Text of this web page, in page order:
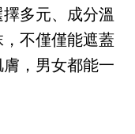
多元、成分溫
不僅僅能遮蓋
，男女都能一